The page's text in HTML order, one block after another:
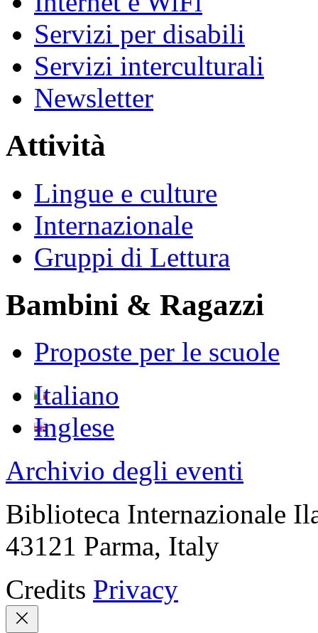
Servizi per disabili
Servizi interculturali
Newsletter
Attività
Lingue e culture
Internazionale
Gruppi di Lettura
Bambini & Ragazzi
Proposte per le scuole
Italiano
Inglese
Archivio degli eventi
Biblioteca Internazionale
43121 Parma, Italy
Credits Privacy